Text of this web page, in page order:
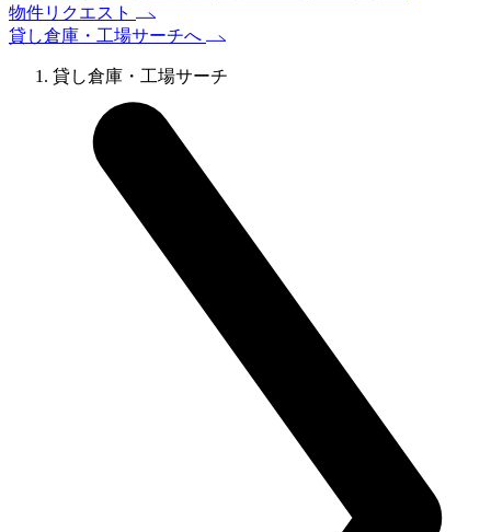
物件リクエスト
貸し倉庫・工場サーチへ
貸し倉庫・工場サーチ